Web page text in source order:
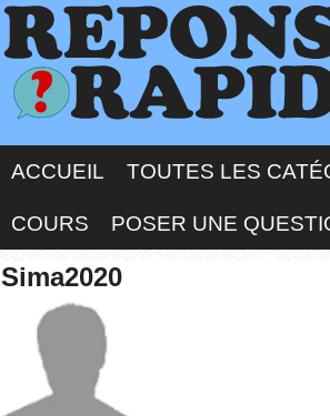
ACCUEIL TOUTES LES
COURS POSER UNE
Sima2020